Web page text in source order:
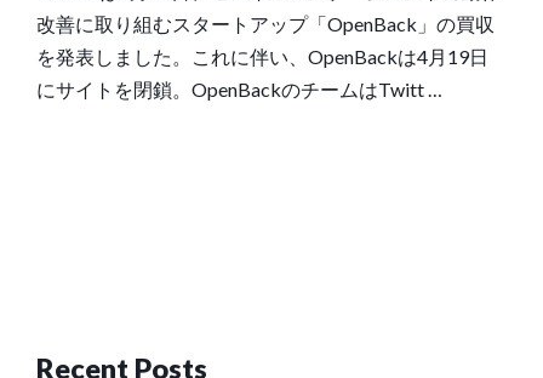
改善に取り組むスタートアップ「OpenBack」の買収
を発表しました。これに伴い、OpenBackは4月19日
にサイトを閉鎖。OpenBackのチームはTwitt …
Recent Posts